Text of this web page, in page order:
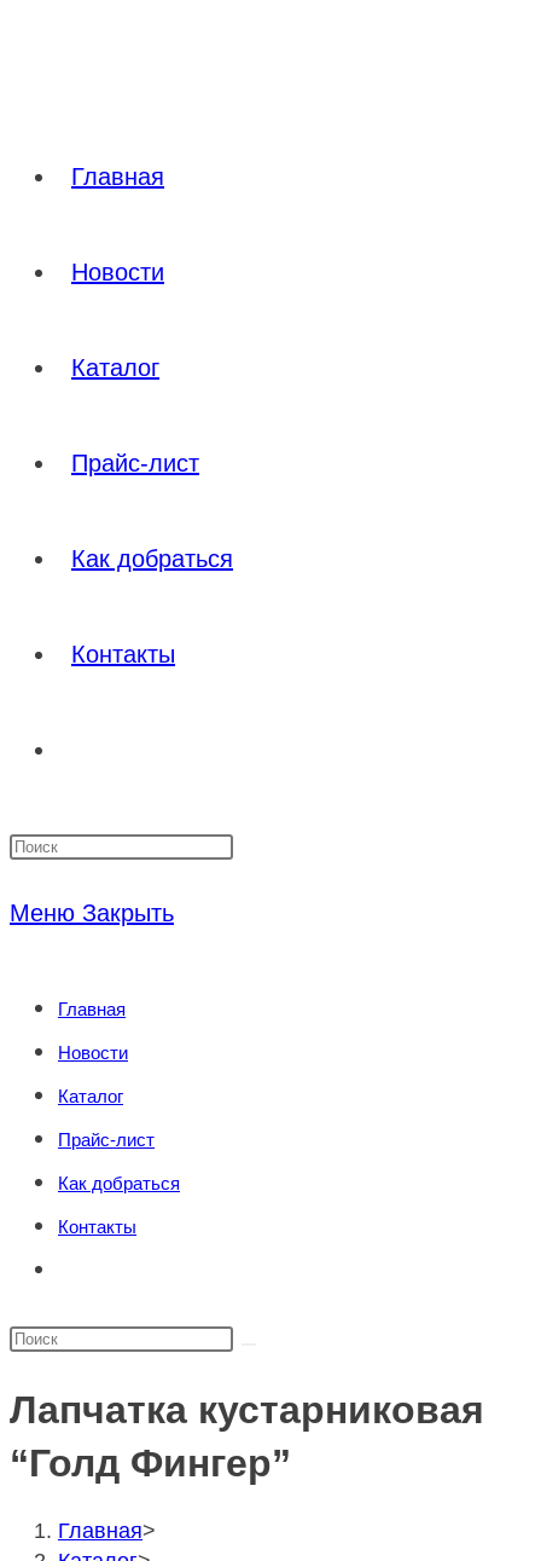
Главная
Новости
Каталог
Прайс-лист
Как добраться
Контакты
поиск
сайту
Нажмите
Меню Закрыть
Главная
Новости
Каталог
Прайс-лист
Как добраться
Контакты
по
Поиск
сайте
Лапчатка кустарниковая
“Голд Фингер”
Главная>